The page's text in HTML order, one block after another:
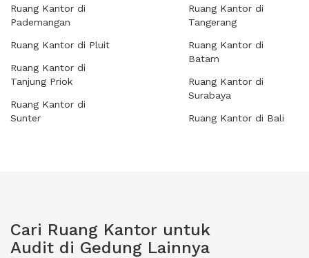
Ruang Kantor di
Pademangan
Ruang Kantor di Pluit
Ruang Kantor di
Tanjung Priok
Ruang Kantor di
Sunter
Ruang Kantor di
Tangerang
Ruang Kantor di
Batam
Ruang Kantor di
Surabaya
Ruang Kantor di Bali
Cari Ruang Kantor untuk
Audit di Gedung Lainnya